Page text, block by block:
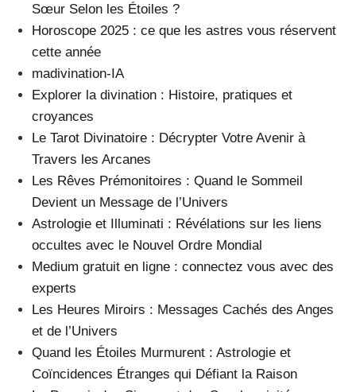
Sœur Selon les Étoiles ?
Horoscope 2025 : ce que les astres vous réservent
cette année
madivination-IA
Explorer la divination : Histoire, pratiques et
croyances
Le Tarot Divinatoire : Décrypter Votre Avenir à
Travers les Arcanes
Les Rêves Prémonitoires : Quand le Sommeil
Devient un Message de l’Univers
Astrologie et Illuminati : Révélations sur les liens
occultes avec le Nouvel Ordre Mondial
Medium gratuit en ligne : connectez vous avec des
experts
Les Heures Miroirs : Messages Cachés des Anges
et de l’Univers
Quand les Étoiles Murmurent : Astrologie et
Coïncidences Étranges qui Défiant la Raison